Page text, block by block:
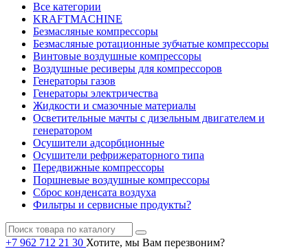
Все категории
KRAFTMACHINE
Безмасляные компрессоры
Безмасляные ротационные зубчатые компрессоры
Винтовые воздушные компрессоры
Воздушные ресиверы для компрессоров
Генераторы газов
Генераторы электричества
Жидкости и смазочные материалы
Осветительные мачты с дизельным двигателем и
генератором
Осушители адсорбционные
Осушители рефрижераторного типа
Передвижные компрессоры
Поршневые воздушные компрессоры
Сброс конденсата воздуха
Фильтры и сервисные продукты?
+7 962 712 21 30 Хотите, мы Вам перезвоним?